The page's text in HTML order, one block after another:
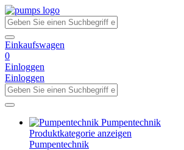
Einkaufswagen
0
Einloggen
Einloggen
Pumpentechnik
Produktkategorie anzeigen
Pumpentechnik